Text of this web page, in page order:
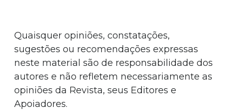
Quaisquer opiniões, constatações,
sugestões ou recomendações expressas
neste material são de responsabilidade dos
autores e não refletem necessariamente as
opiniões da Revista, seus Editores e
Apoiadores.